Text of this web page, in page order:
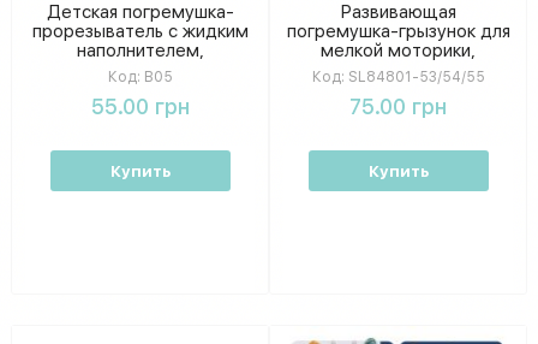
Детская погремушка-
прорезыватель с жидким
наполнителем,
силиконовый
охлаждающий грызунок, 3
цвета микс, на планшете
Код: B05
55.00 грн
Купить
Развивающая
погремушка-грызунок для
мелкой моторики,
детская рельефная
погремушка в руку,
планшет 16 × 15 см
Код: SL84801-53/54/55
75.00 грн
Купить